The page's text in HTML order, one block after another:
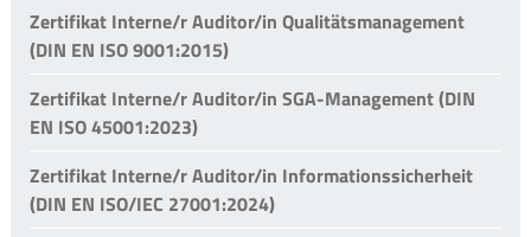
Zertifikat Interne/r Auditor/in Qualitätsmanagement
(DIN EN ISO 9001:2015)
Zertifikat Interne/r Auditor/in SGA-Management (DIN
EN ISO 45001:2023)
Zertifikat Interne/r Auditor/in Informationssicherheit
(DIN EN ISO/IEC 27001:2024)